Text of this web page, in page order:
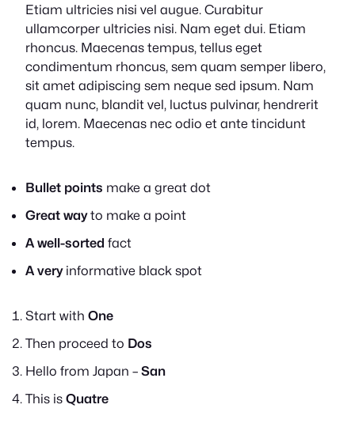
Etiam ultricies nisi vel augue. Curabitur
ullamcorper ultricies nisi. Nam eget dui. Etiam
rhoncus. Maecenas tempus, tellus eget
condimentum rhoncus, sem quam semper libero,
sit amet adipiscing sem neque sed ipsum. Nam
quam nunc, blandit vel, luctus pulvinar, hendrerit
id, lorem. Maecenas nec odio et ante tincidunt
tempus.
Bullet points make a great dot
Great wayto make a point
A well-sorted fact
A very informative black spot
Start with One
Then proceed to Dos
Hello from Japan – San
This is Quatre